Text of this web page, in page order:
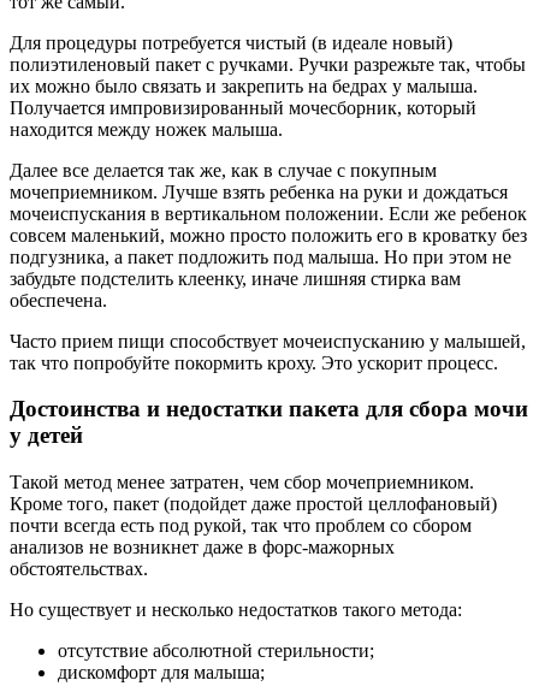
Для процедуры потребуется чистый (в идеале новый)
полиэтиленовый пакет с ручками. Ручки разрежьте так, чтобы
их можно было связать и закрепить на бедрах у малыша.
Получается импровизированный мочесборник, который
находится между ножек малыша.
Далее все делается так же, как в случае с покупным
мочеприемником. Лучше взять ребенка на руки и дождаться
мочеиспускания в вертикальном положении. Если же ребенок
совсем маленький, можно просто положить его в кроватку без
подгузника, а пакет подложить под малыша. Но при этом не
забудьте подстелить клеенку, иначе лишняя стирка вам
обеспечена.
Часто прием пищи способствует мочеиспусканию у малышей,
так что попробуйте покормить кроху. Это ускорит процесс.
Достоинства и недостатки пакета для сбора мочи
у детей
Такой метод менее затратен, чем сбор мочеприемником.
Кроме того, пакет (подойдет даже простой целлофановый)
почти всегда есть под рукой, так что проблем со сбором
анализов не возникнет даже в форс-мажорных
обстоятельствах.
Но существует и несколько недостатков такого метода:
отсутствие абсолютной стерильности;
дискомфорт для малыша;